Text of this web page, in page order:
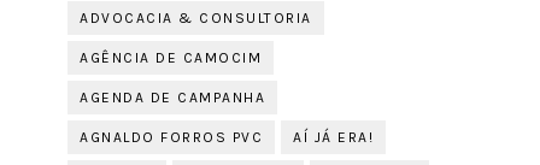
ADVOCACIA & CONSULTORIA
AGÊNCIA DE CAMOCIM
AGENDA DE CAMPANHA
AGNALDO FORROS PVC AÍ JÁ ERA!